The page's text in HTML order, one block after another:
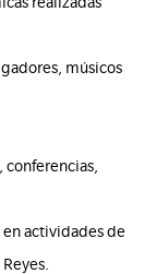
músicos
actividades de